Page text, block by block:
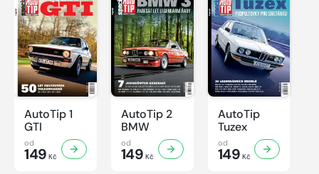
AutoTip 1
GTI
od
149 Kč
AutoTip 2
BMW
od
149 Kč
AutoTip
Tuzex
od
149 Kč